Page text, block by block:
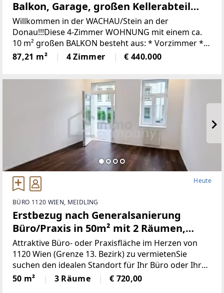
Balkon, Garage, großen Kellerabteil
und Fußbodenheizung mit Ausblick auf
Stift Göttweig
Willkommen in der WACHAU/Stein an der
Donau!!!Diese 4-Zimmer WOHNUNG mit einem ca.
10 m² großen BALKON besteht aus: * Vorzimmer *
Toilette mit Handwaschbecken * Wohnzimmer mit
Zugang zum Balkon und zur
87,21 m² 4 Zimmer € 440.000
Heute
BÜRO 1120 WIEN, MEIDLING
Erstbezug nach Generalsanierung
Büro/Praxis in 50m² mit 2 Räumen,
Teeküche nahe Tivoligasse !
Attraktive Büro- oder Praxisfläche im Herzen von
1120 Wien (Grenze 13. Bezirk) zu vermietenSie
suchen den idealen Standort für Ihr Büro oder Ihre
Praxis? Dann ist diese neuwertige Immobilie im
Erdgeschoss von einem Altbau genau das Richtige
50 m² 3 Räume € 720,00